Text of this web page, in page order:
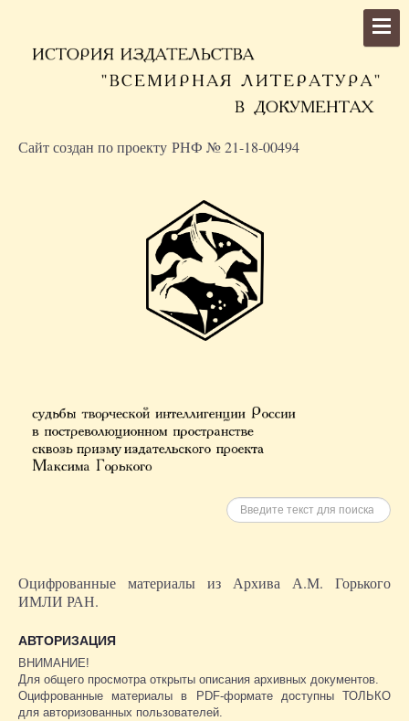
Сайт создан по проекту РНФ № 21-18-00494
Искать
Оцифрованные материалы из Архива А.М. Горького
ИМЛИ РАН.
АВТОРИЗАЦИЯ
ВНИМАНИЕ!
Для общего просмотра открыты описания архивных документов.
Оцифрованные материалы в PDF-формате доступны ТОЛЬКО
для авторизованных пользователей.